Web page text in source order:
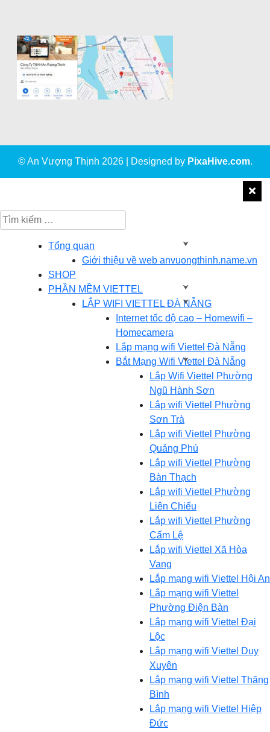
© An Vượng Thịnh 2026 Designed by PixaHive.com.
Tìm
kiếm
Tổng quan
Giới thiệu về web anvuongthinh.name.vn
SHOP
PHẦN MỀM VIETTEL
LẮP WIFI VIETTEL ĐÀ NẴNG
Internet tốc độ cao – Homewifi –
Homecamera
Lắp mạng wifi Viettel Đà Nẵng
Bắt Mạng Wifi Viettel Đà Nẵng
Lắp Wifi Viettel Phường
Ngũ Hành Sơn
Lắp wifi Viettel Phường
Sơn Trà
Lắp wifi Viettel Phường
Quảng Phú
Lắp wifi Viettel Phường
Bàn Thạch
Lắp wifi Viettel Phường
Liên Chiểu
Lắp wifi Viettel Phường
Cẩm Lệ
Lắp wifi Viettel Xã Hòa
Vang
Lắp mạng wifi Viettel Hội An
Lắp mạng wifi Viettel
Phường Điện Bàn
Lắp mạng wifi Viettel Đại
Lộc
Lắp mạng wifi Viettel Duy
Xuyên
Lắp mạng wifi Viettel Thăng
Bình
Lắp mạng wifi Viettel Hiệp
Đức